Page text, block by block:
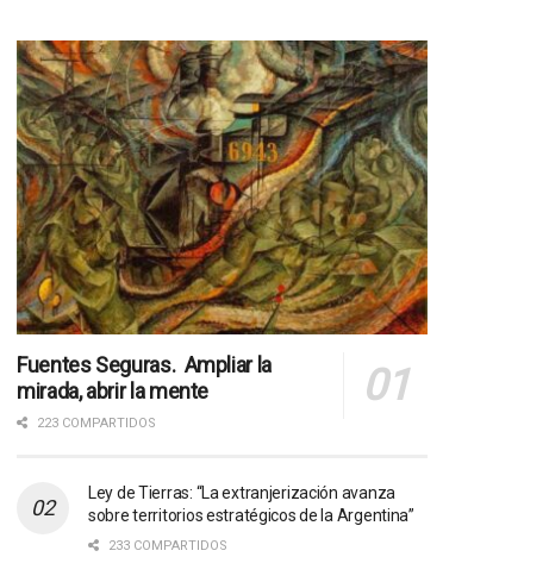
Fuentes Seguras. Ampliar la
mirada, abrir la mente
223 COMPARTIDOS
Ley de Tierras: “La extranjerización avanza
sobre territorios estratégicos de la Argentina”
233 COMPARTIDOS